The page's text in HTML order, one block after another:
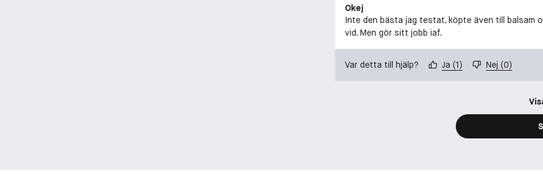
Okej
Inte den bästa jag testat, köpte även till balsam
vid. Men gör sitt jobb iaf.
Var detta till hjälp? Ja (1) Nej (0)